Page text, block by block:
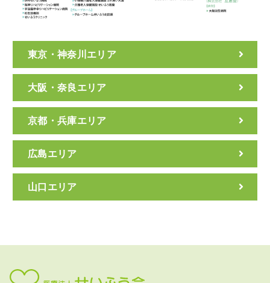
東京・神奈川エリア
大阪・奈良エリア
京都・兵庫エリア
広島エリア
山口エリア